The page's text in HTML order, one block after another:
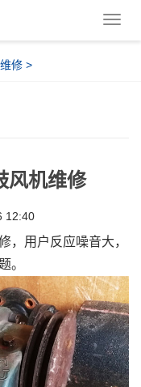
导
修 >
风机维修
12:40
，用户反应噪音大，
。